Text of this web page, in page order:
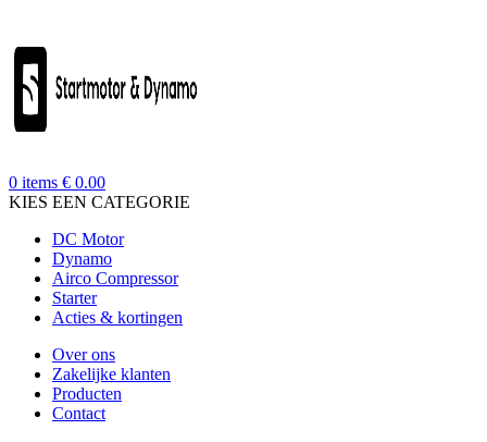
0 items € 0.00
KIES EEN CATEGORIE
DC Motor
Dynamo
Airco Compressor
Starter
Acties & kortingen
Over ons
Zakelijke klanten
Producten
Contact